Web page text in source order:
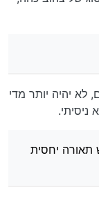
מהחברה, בתנור
ביום. בלילה -
יחסית ובפנים
לראות את מעט
יהיה יותר מדי
תאורה יחסית